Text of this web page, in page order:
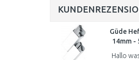
Güde
14mm -
Hallo